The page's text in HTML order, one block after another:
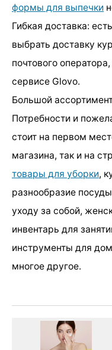
формы для выпечки
Гибкая доставка:
выбрать доставку
почтового
сервисе Glovo.
Большой
Потребности и
стоит на первом
магазина, так и на
товары для уборки,
разнообразие
уходу за собой,
инвентарь для
инструменты для
многое другое.